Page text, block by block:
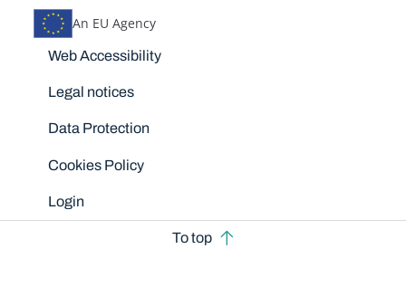
An EU Agency
Disclaimers
Web Accessibility
Legal notices
Data Protection
Cookies Policy
Login
To top